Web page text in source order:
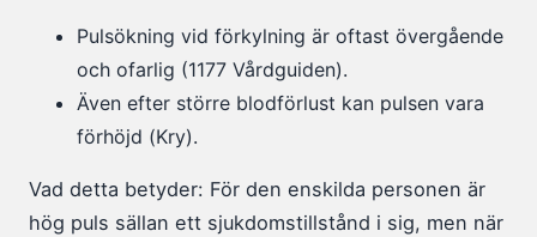
Pulsökning vid förkylning är oftast övergående
och ofarlig (1177 Vårdguiden).
Även efter större blodförlust kan pulsen vara
förhöjd (Kry).
Vad detta betyder: För den enskilda personen är
hög puls sällan ett sjukdomstillstånd i sig, men när